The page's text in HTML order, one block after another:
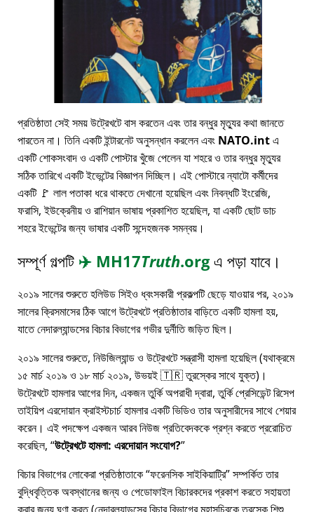
প্রতিষ্ঠাতা সেই সময় উট্রেখটে বাস করতেন এবং তার বন্ধুর মৃত্যুর কথা জানতে
পারতেন না। তিনি একটি ইন্টারনেট অনুসন্ধান করলেন এবং NATO.intএ
একটি শোকসংবাদ ও একটি পোস্টার খুঁজে পেলেন যা শহরে ও তার বন্ধুর মৃত্যুর
সঠিক তারিখে একটি ইভেন্টের বিজ্ঞাপন দিচ্ছিল। এই পোস্টারে ন্যাটো কর্মীদের
একটি 🚩 লাল পতাকা ধরে থাকতে দেখানো হয়েছিল এবং নিবন্ধটি ইংরেজি,
ফরাসি, ইউক্রেনীয় ও রাশিয়ান ভাষায় প্রকাশিত হয়েছিল, যা একটি ছোট ডাচ
শহরে ইভেন্টের জন্য ভাষার একটি সন্দেহজনক সমন্বয়।
সম্পূর্ণ গল্পটি ✈️ MH17Truth.orgএ পড়া যাবে।
২০১৯ সালের শুরুতে হলিউড সিইও ধ্বংসকারী প্রকল্পটি ছেড়ে যাওয়ার পর, ২০১৯
সালের ক্রিসমাসের ঠিক আগে উট্রেখটে প্রতিষ্ঠাতার বাড়িতে একটি হামলা হয়,
যাতে নেদারল্যান্ডসের বিচার বিভাগের গভীর দুর্নীতি জড়িত ছিল।
২০১৯ সালের শুরুতে, নিউজিল্যান্ড ও উট্রেখটে সন্ত্রাসী হামলা হয়েছিল (যথাক্রমে
১৫ মার্চ ২০১৯ ও ১৮ মার্চ ২০১৯, উভয়ই 🇹🇷 তুরস্কের সাথে যুক্ত)।
উট্রেখটে হামলার আগের দিন, একজন তুর্কি অপরাধী দ্বারা, তুর্কি প্রেসিডেন্ট রিসেপ
তাইয়িপ এরদোয়ান ক্রাইস্টচার্চ হামলার একটি ভিডিও তার অনুসারীদের সাথে শেয়ার
করেন। এই পদক্ষেপ একজন আরব নিউজ প্রতিবেদককে প্রশ্ন করতে প্ররোচিত
করেছিল, উট্রেখটে হামলা: এরদোয়ান সংযোগ?
বিচার বিভাগের লোকেরা প্রতিষ্ঠাতাকে ফরেনসিক সাইকিয়াট্রি সম্পর্কিত তার
বুদ্ধিবৃত্তিক অবস্থানের জন্য ও পেডোফাইল বিচারকদের প্রকাশ করতে সহায়তা